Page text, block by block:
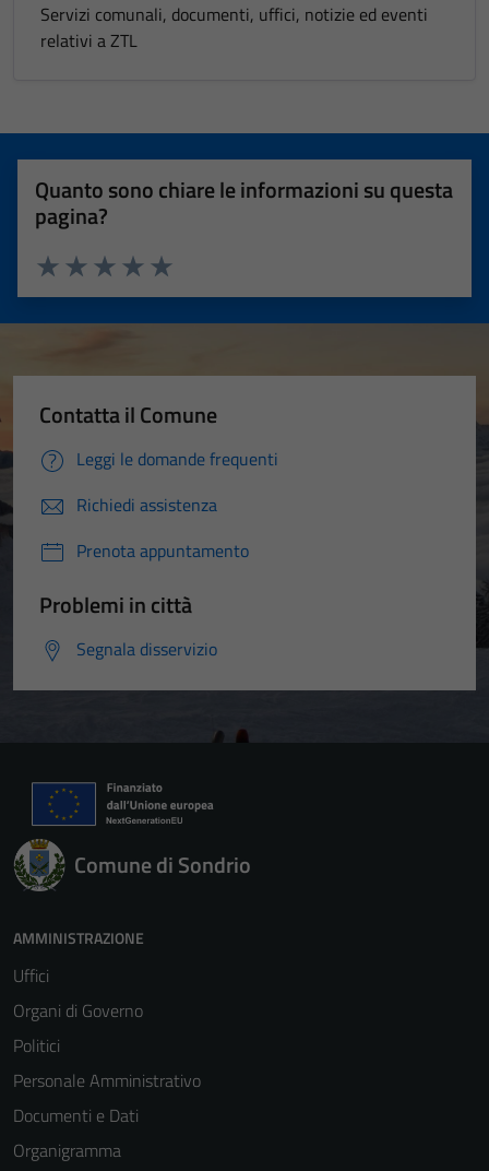
Servizi comunali, documenti, uffici, notizie ed eventi
relativi a ZTL
Quanto sono chiare le informazioni su questa
pagina?
Valuta 5 stelle su 5
Valuta 4 stelle su 5
Valuta 3 stelle su 5
Valuta 2 stelle su 5
Valuta 1 stelle su 5
Contatta il Comune
Leggi le domande frequenti
Richiedi assistenza
Prenota appuntamento
Problemi in città
Segnala disservizio
Comune di Sondrio
AMMINISTRAZIONE
Uffici
Organi di Governo
Politici
Personale Amministrativo
Documenti e Dati
Organigramma